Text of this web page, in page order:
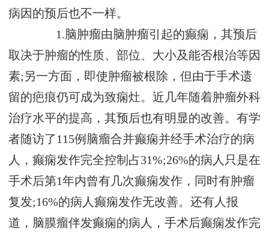
病因的预后也不一样。
1.脑肿瘤由脑肿瘤引起的癫痫，其预后
取决于肿瘤的性质、部位、大小及能否根治等因
素;另一方面，即使肿瘤被根除，但由于手术遗
留的疤痕仍可成为致痫灶。近几年随着肿瘤外科
治疗水平的提高，其预后也有明显的改善。有学
者随访了115例脑瘤合并癫痫并经手术治疗的病
人，癫痫发作完全控制占31%;26%的病人只是在
手术后第1年内曾有几次癫痫发作，同时有肿瘤
复发;16%的病人癫痫发作无改善。还有人报
道，脑膜瘤伴发癫痫的病人，手术后癫痫发作完